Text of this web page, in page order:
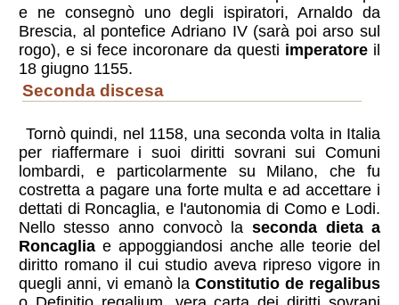
e ne consegnò uno degli ispiratori, Arnaldo da
Brescia, al pontefice Adriano IV (sarà poi arso sul
rogo), e si fece incoronare da questi imperatore il
18 giugno 1155.
seconda discesa
Tornò quindi, nel 1158, una seconda volta in Italia
per riaffermare i suoi diritti sovrani sui Comuni
lombardi, e particolarmente su Milano, che fu
costretta a pagare una forte multa e ad accettare i
dettati di Roncaglia, e l'autonomia di Como e Lodi.
Nello stesso anno convocò la seconda dieta a
Roncagliae appoggiandosi anche alle teorie del
diritto romano il cui studio aveva ripreso vigore in
quegli anni, vi emanò laConstitutio de regalibus